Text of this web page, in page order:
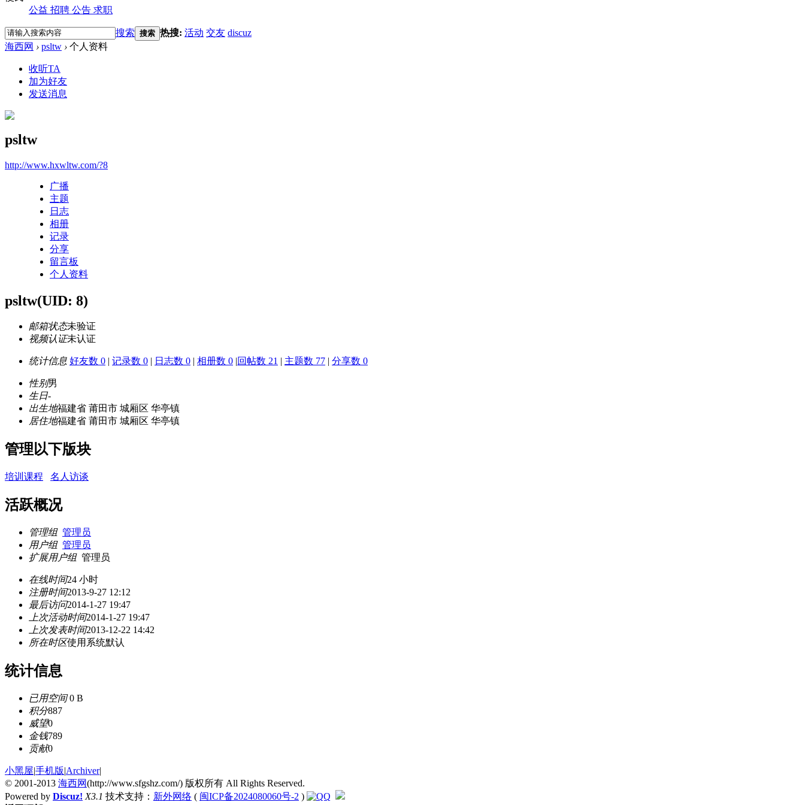
公益 招聘 公告 求职
搜索 搜索 热搜: 活动 交友 discuz
海西网 › psltw › 个人资料
收听TA
加为好友
发送消息
psltw
http://www.hxwltw.com/?8
广播
主题
日志
相册
记录
分享
留言板
个人资料
psltw(UID: 8)
邮箱状态未验证
视频认证未认证
统计信息 好友数 0 | 记录数 0 | 日志数 0 | 相册数 0 |回帖数 21 | 主题数 77 | 分享数 0
性别男
生日-
出生地福建省 莆田市 城厢区 华亭镇
居住地福建省 莆田市 城厢区 华亭镇
管理以下版块
培训课程 名人访谈
活跃概况
管理组 管理员
用户组 管理员
扩展用户组 管理员
在线时间24 小时
注册时间2013-9-27 12:12
最后访问2014-1-27 19:47
上次活动时间2014-1-27 19:47
上次发表时间2013-12-22 14:42
所在时区使用系统默认
统计信息
已用空间0 B
积分887
威望0
金钱789
贡献0
小黑屋|手机版|Archiver|
© 2001-2013 海西网(http://www.sfgshz.com/) 版权所有 All Rights Reserved.
Powered by Discuz! X3.1 技术支持： 新外网络 ( 闽ICP备2024080060号-2 )